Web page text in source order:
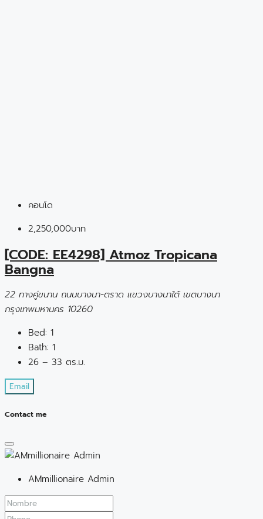
คอนโด
2,250,000บาท
[CODE: EE4298] Atmoz Tropicana
Bangna
22 ทางคู่ขนาน ถนนบางนา-ตราด แขวงบางนาใต้ เขตบางนา
กรุงเทพมหานคร 10260
Bed: 1
Bath: 1
26 – 33 ตร.ม.
Email
Contact me
AMmillionaire Admin